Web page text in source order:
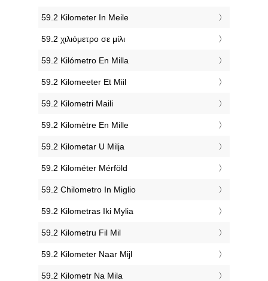
‎59.2 Kilometer In Meile
‎59.2 χιλιόμετρο σε μίλι
‎59.2 Kilómetro En Milla
‎59.2 Kilomeeter Et Miil
‎59.2 Kilometri Maili
‎59.2 Kilomètre En Mille
‎59.2 Kilometar U Milja
‎59.2 Kilométer Mérföld
‎59.2 Chilometro In Miglio
‎59.2 Kilometras Iki Mylia
‎59.2 Kilometru Fil Mil
‎59.2 Kilometer Naar Mijl
‎59.2 Kilometr Na Mila